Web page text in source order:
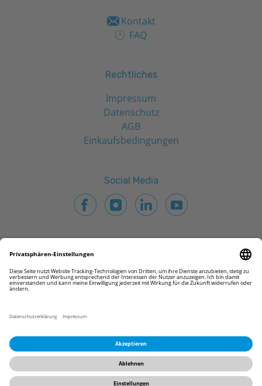
Kontakt
FAQ
Rechtliches
Impressum
Datenschutz
AGB
Einkaufsbedingungen
Social Media
© 2026 CAMLOG Vertriebs GmbH